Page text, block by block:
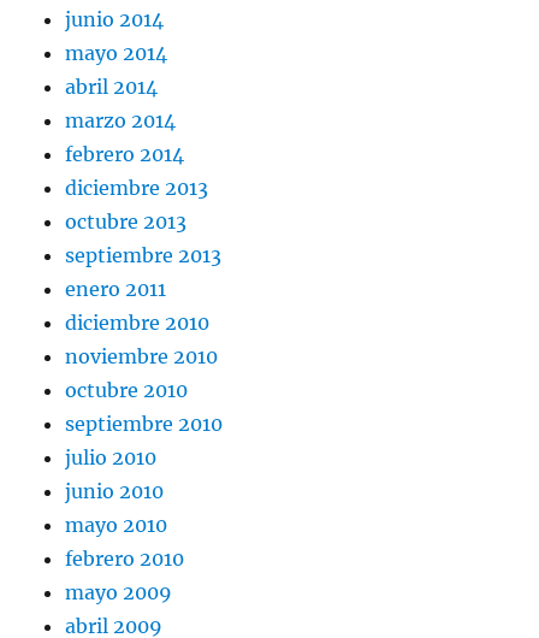
junio 2014
mayo 2014
abril 2014
marzo 2014
febrero 2014
diciembre 2013
octubre 2013
septiembre 2013
enero 2011
diciembre 2010
noviembre 2010
octubre 2010
septiembre 2010
julio 2010
junio 2010
mayo 2010
febrero 2010
mayo 2009
abril 2009